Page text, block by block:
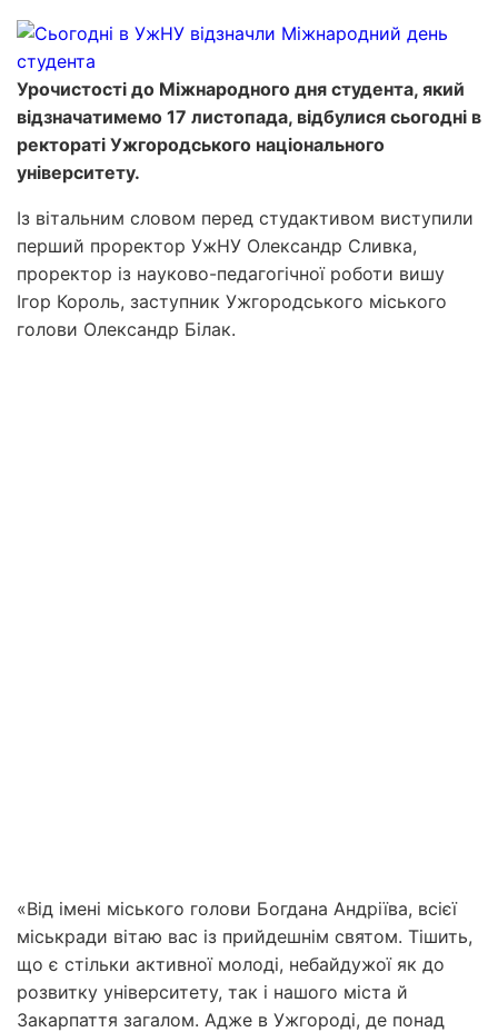
Урочистості до Міжнародного дня студента, який
відзначатимемо 17 листопада, відбулися сьогодні в
ректораті Ужгородського національного
університету.
Із вітальним словом перед студактивом виступили
перший проректор УжНУ Олександр Сливка,
проректор із науково-педагогічної роботи вишу
Ігор Король, заступник Ужгородського міського
голови Олександр Білак.
«Від імені міського голови Богдана Андріїва, всієї
міськради вітаю вас із прийдешнім святом. Тішить,
що є стільки активної молоді, небайдужої як до
розвитку університету, так і нашого міста й
Закарпаття загалом. Адже в Ужгороді, де понад